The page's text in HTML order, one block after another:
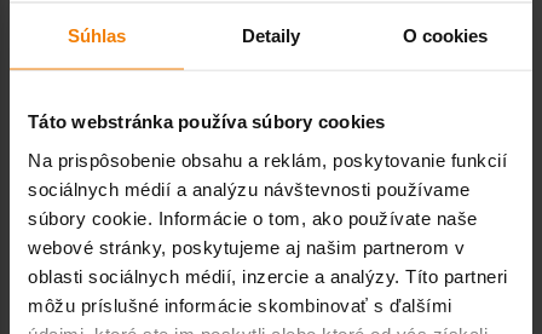
Súhlas Detaily O cookies
Táto webstránka používa súbory cookies
Na prispôsobenie obsahu a reklám, poskytovanie funkcií
sociálnych médií a analýzu návštevnosti používame
súbory cookie. Informácie o tom, ako používate naše
webové stránky, poskytujeme aj našim partnerom v
oblasti sociálnych médií, inzercie a analýzy. Títo partneri
môžu príslušné informácie skombinovať s ďalšími
zväčšovanie dier,